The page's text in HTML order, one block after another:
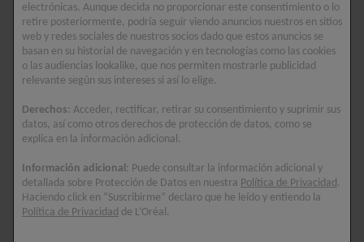
electrónicas. Aunque decida no proporcionar este consentimiento o lo
retire posteriormente, podría seguir viendo anuncios nuestros en sitios
web y redes sociales de nuestros socios dado que estos anuncios se
basan en su historial de navegación y en tecnologías como las cookies
o las audiencias lookalike, que nos permiten mostrarle publicidad
relevante según sus intereses si así lo elige.
Derechos: Acceder, rectificar, retirar su consentimiento y suprimir sus
datos, así como otros derechos de protección de datos, como se
explica en la información adicional.
Información adicional : Puede consultar la información adicional y
detallada sobre Protección de Datos en nuestra Política de Privacidad .
Haciendo click en “Suscribirme” declaro que he leído y entiendo la
Política de Privacidad de L’Oréal.